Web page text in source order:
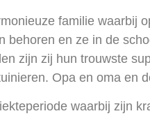
familie waarbij
behoren en ze in de
zijn zij hun trouwste
Opa en oma en
waarbij zijn